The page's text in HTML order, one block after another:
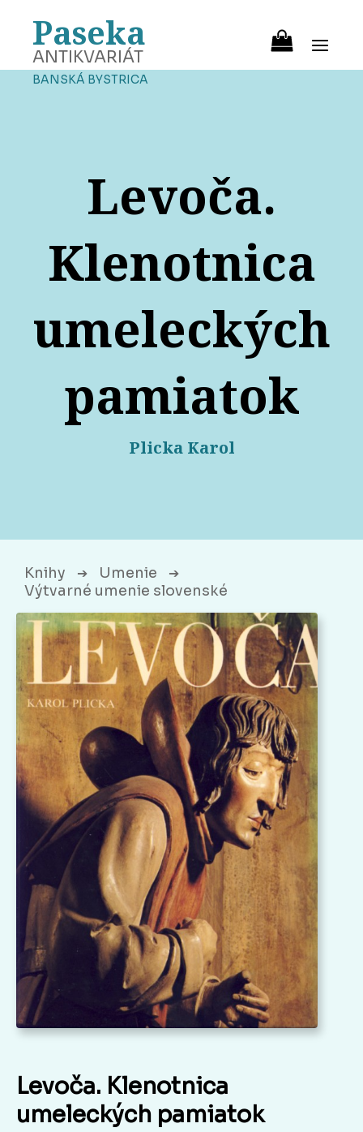
Paseka
ANTIKVARIÁT
BANSKÁ BYSTRICA
Levoča.
Klenotnica
umeleckých
pamiatok
Plicka Karol
Knihy ➔ Umenie ➔
Výtvarné umenie slovenské
Levoča. Klenotnica
umeleckých pamiatok